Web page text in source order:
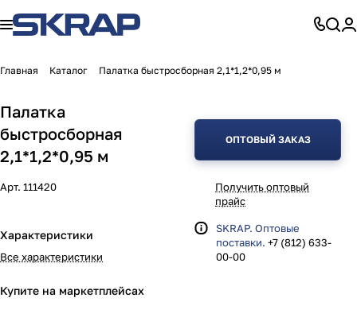
Главная Каталог Палатка быстросборная 2,1*1,2*0,95 м
Палатка
быстросборная
2,1*1,2*0,95 м
Арт. 111420
Характеристики
Все характеристики
Купите на маркетплейсах
ОПТОВЫЙ ЗАКАЗ
Получить оптовый
прайс
SKRAP. Оптовые
поставки. +7 (812) 633-
00-00